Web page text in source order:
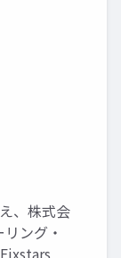
、株式会
ング・